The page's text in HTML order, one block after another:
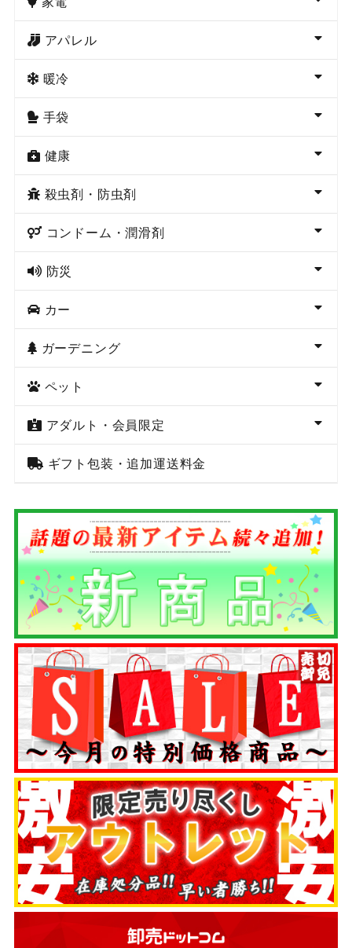
アパレル
暖冷
手袋
健康
殺虫剤・防虫剤
コンドーム・潤滑剤
防災
カー
ガーデニング
ペット
アダルト・会員限定
ギフト包装・追加運送料金